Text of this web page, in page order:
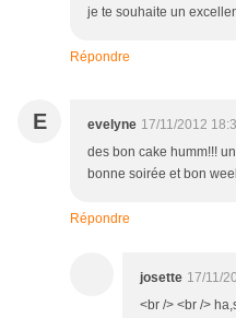
je te souhaite un
Répondre
E evelyne 17/11/2012
des bon cake humm!!!
bonne soirée et bon
Répondre
josette 17/11/
<br /> <br />